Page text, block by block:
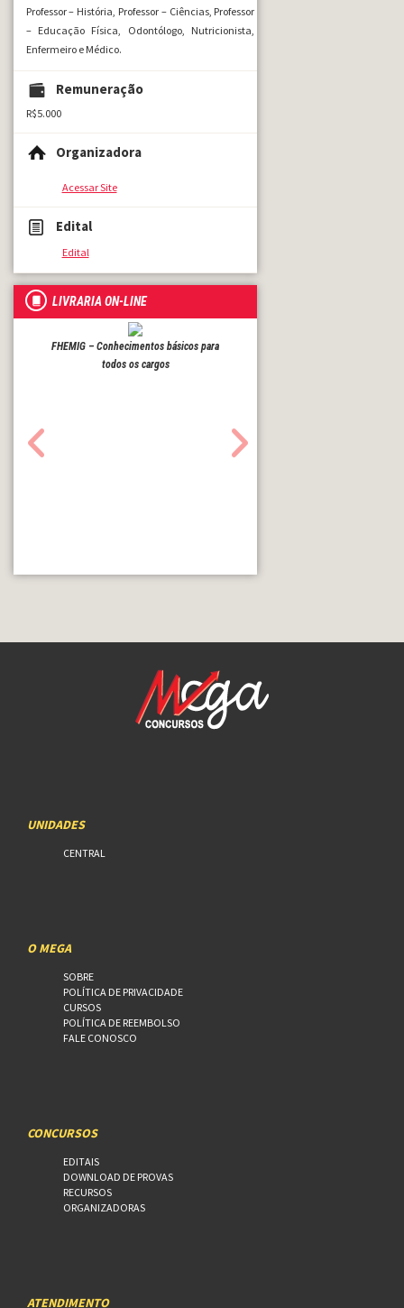
Professor – História, Professor – Ciências, Professor
– Educação Física, Odontólogo, Nutricionista,
Enfermeiro e Médico.
Remuneração
R$5.000
Organizadora
Acessar Site
Edital
Edital
LIVRARIA ON-LINE
FHEMIG – Conhecimentos básicos para
todos os cargos
UNIDADES
CENTRAL
O MEGA
SOBRE
POLÍTICA DE PRIVACIDADE
CURSOS
POLÍTICA DE REEMBOLSO
FALE CONOSCO
CONCURSOS
EDITAIS
DOWNLOAD DE PROVAS
RECURSOS
ORGANIZADORAS
ATENDIMENTO